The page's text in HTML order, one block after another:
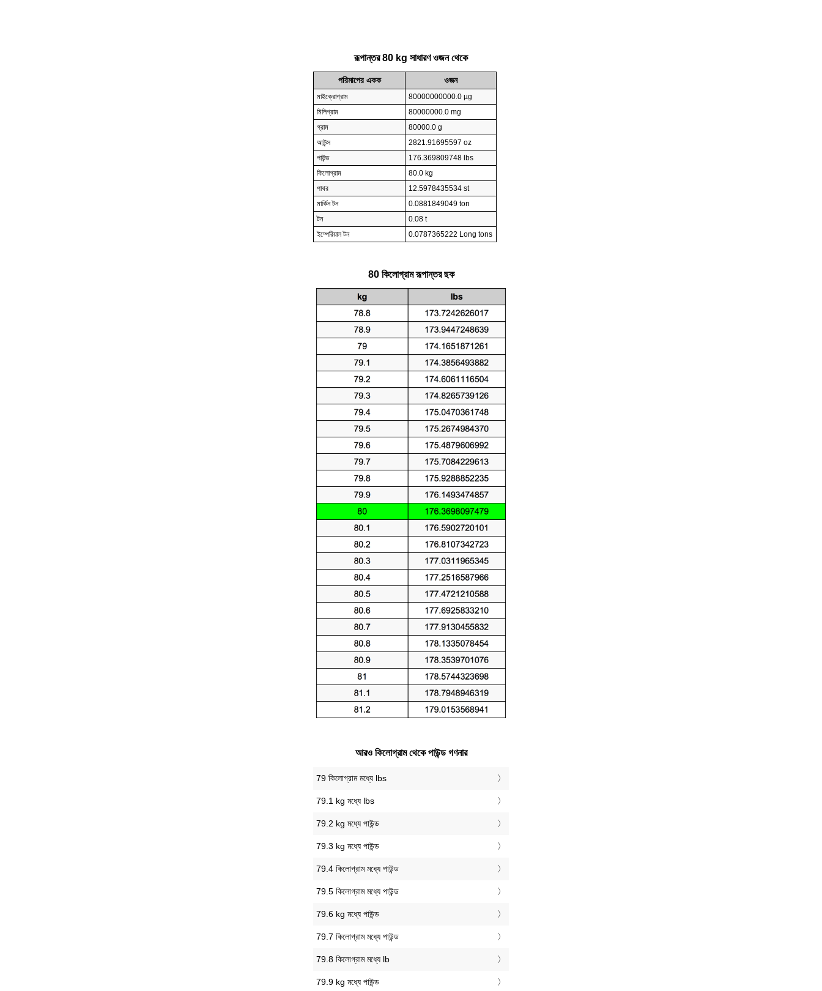
রূপান্তর 80 kg সাধারণ ওজন থেকে
পরিমাপের একক ওজন
মাইক্রোগ্রাম
80000000000.0 µg
মিলিগ্রাম
80000000.0 mg
গ্রাম
80000.0 g
আউন্স
2821.91695597 oz
পাউন্ড
176.369809748 lbs
কিলোগ্রাম
80.0 kg
পাথর
12.5978435534 st
মার্কিন টন
0.0881849049 ton
টন
0.08 t
ইম্পেরিয়াল টন
0.0787365222 Long tons
80 কিলোগ্রাম রূপান্তর ছক
আরও কিলোগ্রাম থেকে পাউন্ড গণনার
79 কিলোগ্রাম মধ্যে lbs
79.1 kg মধ্যে lbs
79.2 kg মধ্যে পাউন্ড
79.3 kg মধ্যে পাউন্ড
79.4 কিলোগ্রাম মধ্যে পাউন্ড
79.5 কিলোগ্রাম মধ্যে পাউন্ড
79.6 kg মধ্যে পাউন্ড
79.7 কিলোগ্রাম মধ্যে পাউন্ড
79.8 কিলোগ্রাম মধ্যে lb
79.9 kg মধ্যে পাউন্ড